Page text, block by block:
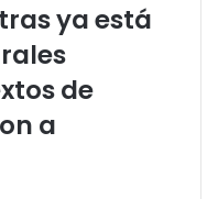
ya está
de
a